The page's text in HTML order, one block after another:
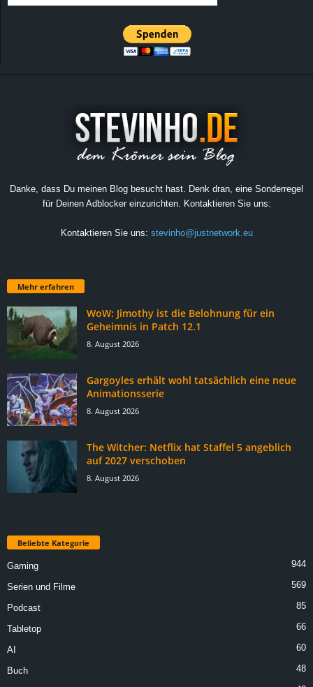
Danke, dass Du meinen Blog besucht hast. Denk dran, eine Sonderregel
für Deinen Adblocker einzurichten. Kontaktieren Sie uns:
Kontaktieren Sie uns: stevinho@justnetwork.eu
Mehr erfahren
WoW: Jimothy ist die Belohnung für ein
Geheimnis in Patch 12.1
8. August 2026
Gargoyles erhält wohl tatsächlich eine neue
Animationsserie
8. August 2026
The Witcher: Netflix hat Staffel 5 angeblich
auf 2027 verschoben
8. August 2026
Beliebte Kategorie
Gaming 944
Serien und Filme 569
Podcast 85
Tabletop 66
AI 60
Buch 48